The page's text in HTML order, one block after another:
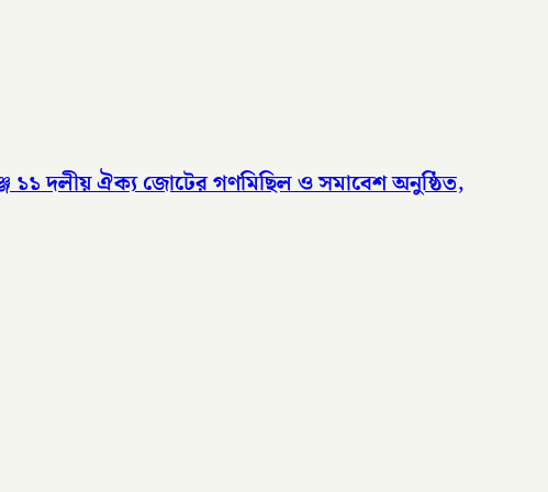
১১ দলীয় ঐক্য জোটের গণমিছিল ও সমাবেশ অনুষ্ঠিত,